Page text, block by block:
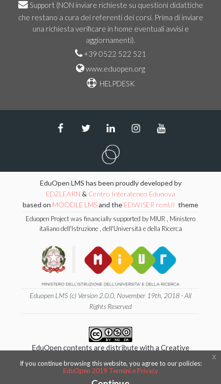
Support (NON inviare richieste su questioni didattiche
che restano a cura dei referenti dei corsi. Prima di inviare
una richiesta verificare in home eventuali avvisi e
aggiornamenti).
+39 0522 522 521
www.eduopen.org
HELPDESK
EduOpen LMS has been proudly developed by
EDZLEARN & Centro Interateneo Edunova
based on MOODLE LMSand the EDWISER remUI theme
Eduopen Project was financially supported by MIUR , Ministero
italiano dell'Istruzione , dell'Università e della Ricerca
Eduopen LMS (c) Version 2.0.0, November 19th, 2018 - All
Rights Reserved
EduOpen contents are distribute with a Creative
Commons 4.0 International
Attribution - NonCommercial - ShareAlike License.
If you continue browsing this website, you agree to our policies:
EduOpen 2019 Termini e Privacy
x